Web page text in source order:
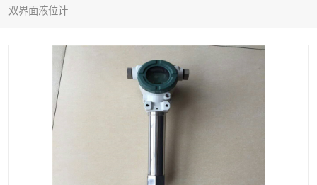
双界面液位计
液位计
压力传感器
智能仪表 液氮液位计
差压变送器